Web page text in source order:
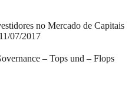
no Mercado de Capitais
07/2017
– Tops und – Flops